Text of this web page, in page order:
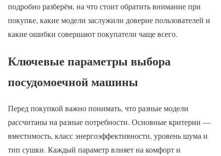
подробно разберём, на что стоит обратить внимание при
покупке, какие модели заслужили доверие пользователей и
какие ошибки совершают покупатели чаще всего.
Ключевые параметры выбора
посудомоечной машины
Перед покупкой важно понимать, что разные модели
рассчитаны на разные потребности. Основные критерии —
вместимость, класс энергоэффективности, уровень шума и
тип сушки. Каждый параметр влияет на комфорт и